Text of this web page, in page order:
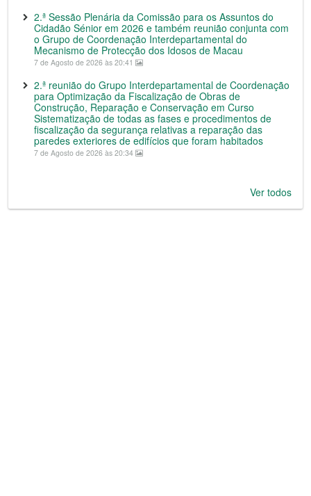
2.ª Sessão Plenária da Comissão para os Assuntos do
Cidadão Sénior em 2026 e também reunião conjunta com
o Grupo de Coordenação Interdepartamental do
Mecanismo de Protecção dos Idosos de Macau
7 de Agosto de 2026 às 20:41
2.ª reunião do Grupo Interdepartamental de Coordenação
para Optimização da Fiscalização de Obras de
Construção, Reparação e Conservação em Curso
Sistematização de todas as fases e procedimentos de
fiscalização da segurança relativas a reparação das
paredes exteriores de edifícios que foram habitados
7 de Agosto de 2026 às 20:34
Ver todos